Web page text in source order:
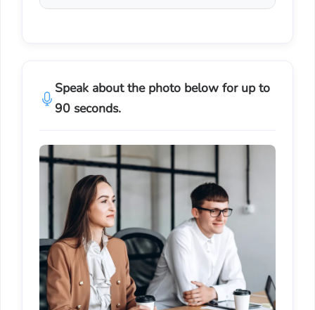
Speak about the photo below for up to
90 seconds.